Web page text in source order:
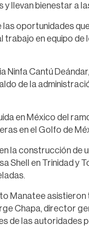
llevan bienestar a
oportunidades
en equipo de
Ninfa Cantú
de la
en México del
en el Golfo de
la construcción de
Shell en Trinidad y
Manatee
Chapa, director
de las autoridades